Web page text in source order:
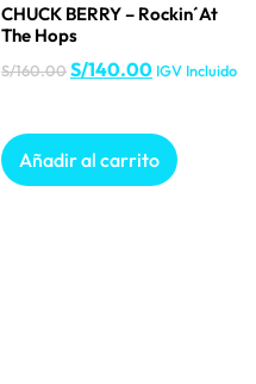
CHUCK BERRY – Rockin´At
The Hops
S/160.00S/140.00 IGV Incluido
Añadir al carrito